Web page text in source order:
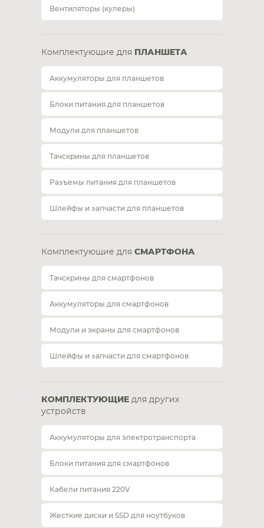
Вентиляторы (кулеры)
Комплектующие для ПЛАНШЕТА
Аккумуляторы для планшетов
Блоки питания для планшетов
Модули для планшетов
Тачскрины для планшетов
Разъемы питания для планшетов
Шлейфы и запчасти для планшетов
Комплектующие для СМАРТФОНА
Тачскрины для смартфонов
Аккумуляторы для смартфонов
Модули и экраны для смартфонов
Шлейфы и запчасти для смартфонов
КОМПЛЕКТУЮЩИЕ для других
устройств
Аккумуляторы для электротранспорта
Блоки питания для смартфонов
Кабели питания 220V
Жесткие диски и SSD для ноутбуков